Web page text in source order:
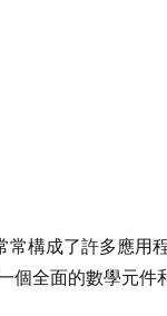
常構成了許多應
個全面的數學元件